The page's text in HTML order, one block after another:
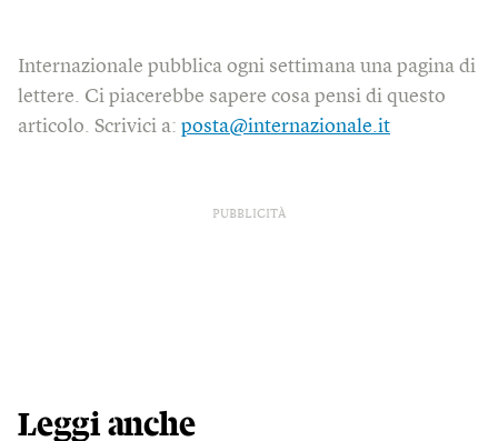
Internazionale pubblica ogni settimana una pagina di
lettere. Ci piacerebbe sapere cosa pensi di questo
articolo. Scrivici a: posta@internazionale.it
PUBBLICITÀ
Leggi anche